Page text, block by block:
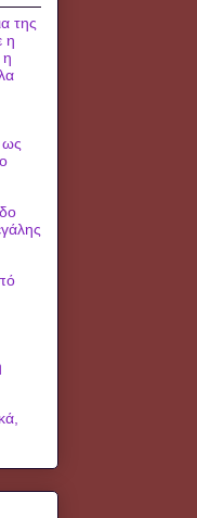
της
η
η
ως